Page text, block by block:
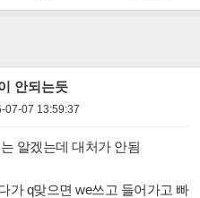
on/off
쓰
안되는듯
07-07 13:59:37
알겠는데 대처가 안됨
가 q맞으면 we쓰고 들어가고 빠